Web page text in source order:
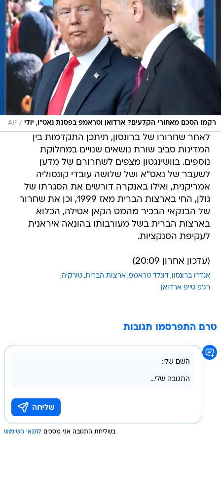
רקמו הסכם מאחורי הקלעים? ארדואן וטראמפ בפסגת נאט"ו, יולי /
AP
לאחר שחרורו של ברונסון, תיתכן התקדמות בין
המדינות סביב שורת נושאים שנויים במחלוקת
נוספים. בוושינגטון מצפים לשחרורם של מדען
לשעבר של נאס"א ושל שלושה עובדי קונסוליה
אמריקנית, ואילו באנקרה דורשים את הסגרתו של
גולן, החי בארצות הברית מאז 1999, וכן את שחרור
של הבנקאי הבכיר מהמט הקאן אטילה, הכלוא
בארצות הברית בשל מעורבותו בהונאה איראנית
לעקיפת הסנקציות.
(עדכון אחרון 20:09)
אנדרו ברונסון דונלד טראמפ ארצות הברית טורקיה
רג'פ טייפ ארדואן
טרם התפרסמו תגובות
בשליחת התגובה אני מסכים לתנאי השימוש